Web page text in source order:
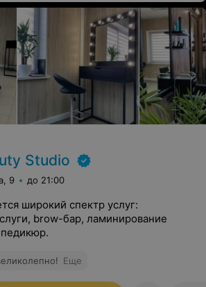
Studio
9 до 21:00
широкий спектр услуг:
brow-бар, ламинирование
Еще